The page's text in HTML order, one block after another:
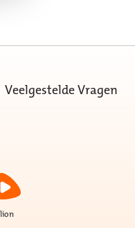
Veelgestelde Vragen